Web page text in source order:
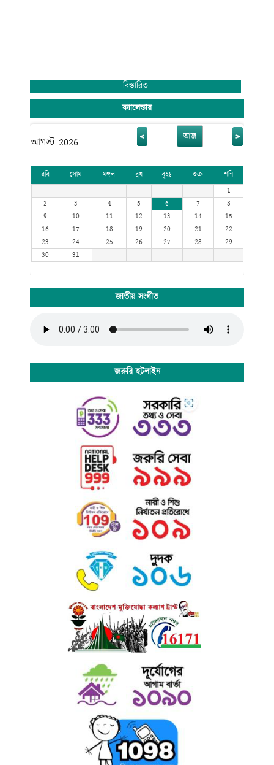
বিস্তারিত
ক্যালেন্ডার
আগস্ট 2026 < আজ >
রবি সোম মঙ্গল বুধ বৃহঃ শুক্র
শনি
1
2
3 4 5 6 7
8
9
10 11 12 13 14
15
16
17 18 19 20 21
22
23
24 25 26 27 28
29
30
31
জাতীয় সংগীত
জরুরি হটলাইন